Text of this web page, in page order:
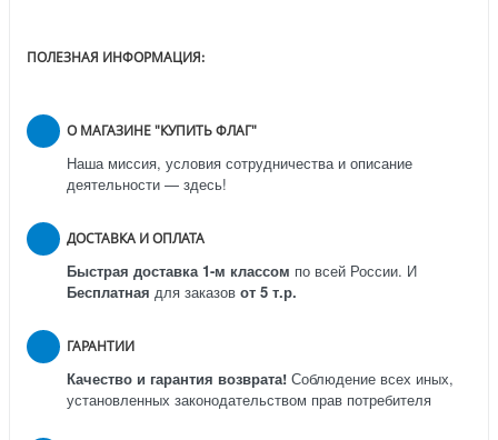
ПОЛЕЗНАЯ ИНФОРМАЦИЯ:
О МАГАЗИНЕ "КУПИТЬ ФЛАГ"
Наша миссия, условия сотрудничества и описание
деятельности — здесь!
ДОСТАВКА И ОПЛАТА
Быстрая доставка 1-м классом по всей России. И
Бесплатная для заказов от 5 т.р.
ГАРАНТИИ
Качество и гарантия возврата! Соблюдение всех иных,
установленных законодательством прав потребителя